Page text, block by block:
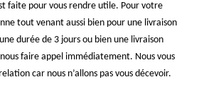
faite pour vous rendre utile. Pour votre
tout venant aussi bien pour une livraison
durée de 3 jours ou bien une livraison
faire appel immédiatement. Nous vous
car nous n’allons pas vous décevoir.